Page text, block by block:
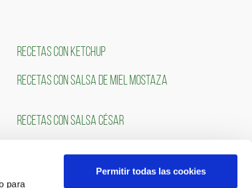
para
Permitir todas las cookies
RECETAS CON KETCHUP
RECETAS CON SALSA DE MIEL MOSTAZA
RECETAS CON SALSA CÉSAR
SÍGUENOS